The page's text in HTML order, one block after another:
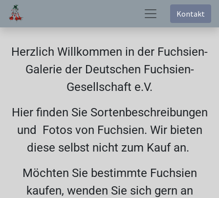
Kontakt
Herzlich Willkommen in der Fuchsien-
Galerie der Deutschen Fuchsien-
Gesellschaft e.V.
Hier finden Sie Sortenbeschreibungen
und Fotos von Fuchsien. Wir bieten
diese selbst nicht zum Kauf an.
Möchten Sie bestimmte Fuchsien
kaufen, wenden Sie sich gern an